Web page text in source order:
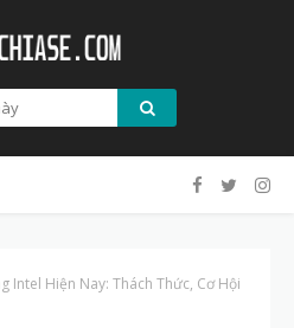
Intel Hiện Nay: Thách Thức, Cơ Hội